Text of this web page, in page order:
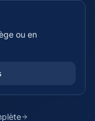
ou en